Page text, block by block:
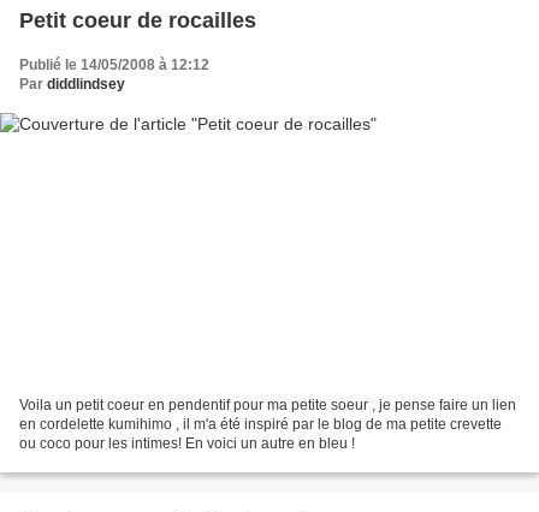
Petit coeur de rocailles
Publié le 14/05/2008 à 12:12
Par diddlindsey
Voila un petit coeur en pendentif pour ma petite soeur , je pense faire un lien
en cordelette kumihimo , il m'a été inspiré par le blog de ma petite crevette
ou coco pour les intimes! En voici un autre en bleu !